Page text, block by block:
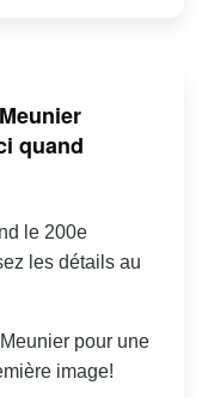
quand
le 200e
les détails au
pour une
image!